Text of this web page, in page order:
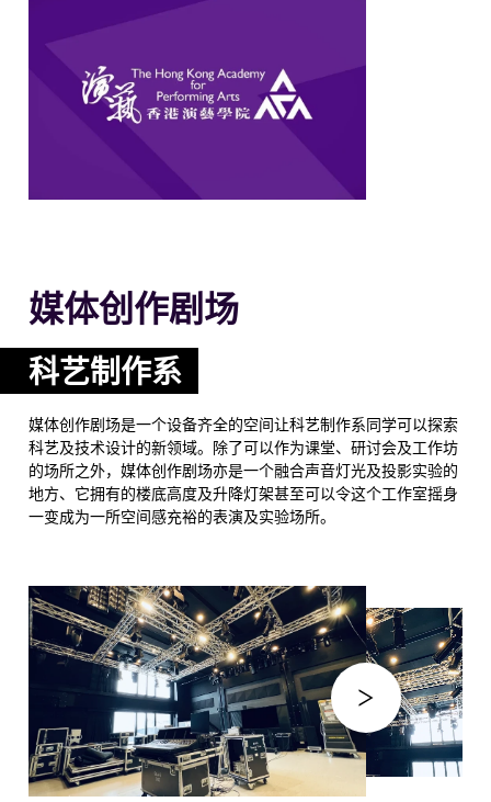
媒体创作剧场
科艺制作系
媒体创作剧场是一个设备齐全的空间让科艺制作系同学可以探索
科艺及技术设计的新领域。除了可以作为课堂、研讨会及工作坊
的场所之外，媒体创作剧场亦是一个融合声音灯光及投影实验的
地方、它拥有的楼底高度及升降灯架甚至可以令这个工作室摇身
一变成为一所空间感充裕的表演及实验场所。